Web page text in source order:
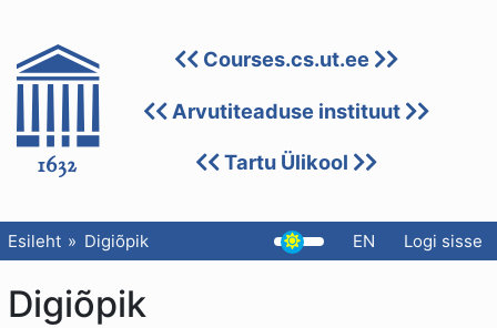
Courses.cs.ut.ee
Arvutiteaduse instituut
Tartu Ülikool
Esileht Digiõpik EN Logi sisse
Digiõpik